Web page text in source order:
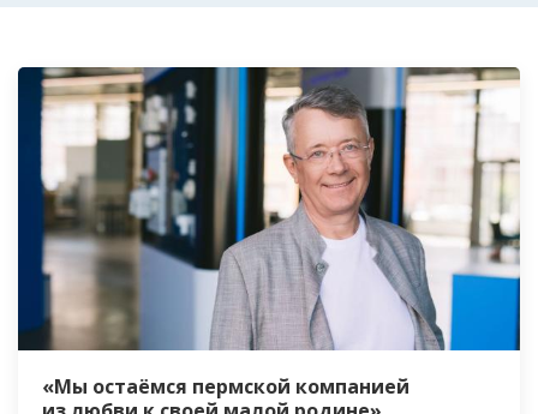
«Мы остаёмся пермской компанией